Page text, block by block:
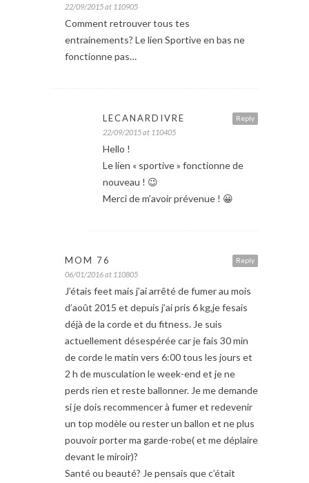
22/09/2015 at 110905
Comment retrouver tous tes
entrainements? Le lien Sportive en bas ne
fonctionne pas…
Reply
LECANARDIVRE
22/09/2015 at 110405
Hello !
Le lien « sportive » fonctionne de
nouveau ! 😉
Merci de m’avoir prévenue ! 😀
Reply
MOM 76
06/01/2016 at 110805
J’étais feet mais j’ai arrêté de fumer au mois
d’août 2015 et depuis j’ai pris 6 kg,je fesais
déjà de la corde et du fitness. Je suis
actuellement désespérée car je fais 30 min
de corde le matin vers 6:00 tous les jours et
2 h de musculation le week-end et je ne
perds rien et reste ballonner. Je me demande
si je dois recommencer à fumer et redevenir
un top modèle ou rester un ballon et ne plus
pouvoir porter ma garde-robe( et me déplaire
devant le miroir)?
Santé ou beauté? Je pensais que c’était